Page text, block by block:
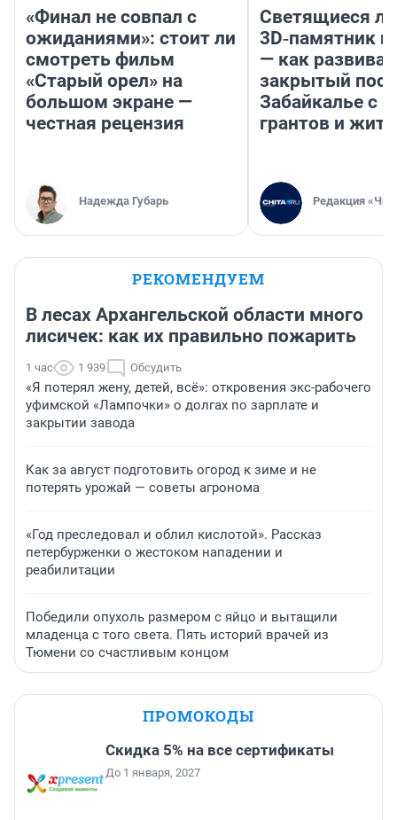
«Финал не совпал с
ожиданиями»: стоит ли
смотреть фильм
«Старый орел» на
большом экране —
честная рецензия
Надежда Губарь
Светящиеся
3D‑памятник и
— как
закрытый
Забайкалье с
грантов и
Редакция
РЕКОМЕНДУЕМ
В лесах Архангельской области много
лисичек: как их правильно пожарить
1 час 1 939 Обсудить
«Я потерял жену, детей, всё»: откровения экс-рабочего
уфимской «Лампочки» о долгах по зарплате и
закрытии завода
Как за август подготовить огород к зиме и не
потерять урожай — советы агронома
«Год преследовал и облил кислотой». Рассказ
петербурженки о жестоком нападении и
реабилитации
Победили опухоль размером с яйцо и вытащили
младенца с того света. Пять историй врачей из
Тюмени со счастливым концом
ПРОМОКОДЫ
Скидка 5% на все сертификаты
До 1 января, 2027